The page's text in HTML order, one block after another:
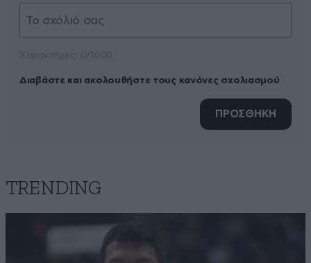
Διαβάστε και ακολουθήστε τους κανόνες σχολιασμού
ΠΡΟΣΘΗΚΗ
TRENDING